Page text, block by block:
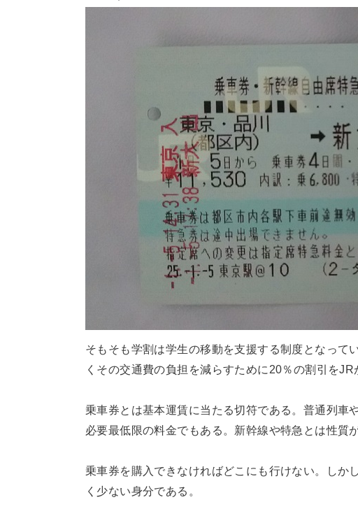
そもそも学割は学生の移動を支援する制度となっ
くその交通費の負担を減らすために20％の割引をJR
乗車券とは基本運賃に当たる切符である。普通列
必要最低限の料金でもある。新幹線や特急とは性質
乗車券を購入できなければどこにも行けない。し
く少ない身分である。